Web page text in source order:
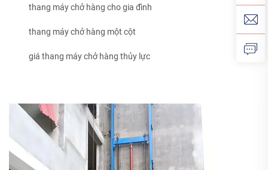
thang máy chở hàng cho gia đình
thang máy chở hàng một cột
giá thang máy chở hàng thủy lực